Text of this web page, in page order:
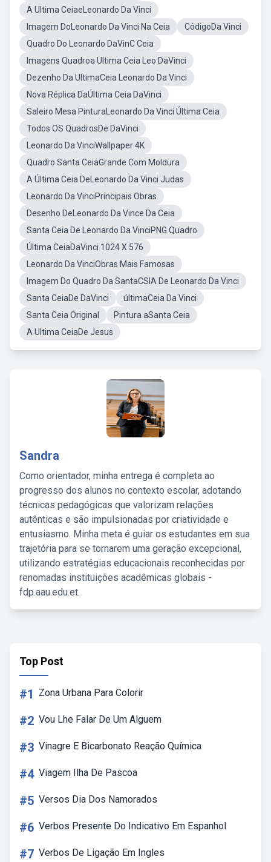
A Ultima CeiaeLeonardo Da Vinci
Imagem DoLeonardo Da Vinci Na Ceia
CódigoDa Vinci
Quadro Do Leonardo DaVinC Ceia
Imagens Quadroa Ultima Ceia Leo DaVinci
Dezenho Da UltimaCeia Leonardo Da Vinci
Nova Réplica DaÚltima Ceia DaVinci
Saleiro Mesa PinturaLeonardo Da Vinci Última Ceia
Todos OS QuadrosDe DaVinci
Leonardo Da VinciWallpaper 4K
Quadro Santa CeiaGrande Com Moldura
A Última Ceia DeLeonardo Da Vinci Judas
Leonardo Da VinciPrincipais Obras
Desenho DeLeonardo Da Vince Da Ceia
Santa Ceia De Leonardo Da VinciPNG Quadro
Última CeiaDaVinci 1024 X 576
Leonardo Da VinciObras Mais Famosas
Imagem Do Quadro Da SantaCSIA De Leonardo Da Vinci
Santa CeiaDe DaVinci
últimaCeia Da Vinci
Santa Ceia Original
Pintura aSanta Ceia
A Ultima CeiaDe Jesus
Sandra
Como orientador, minha entrega é completa ao
progresso dos alunos no contexto escolar, adotando
técnicas pedagógicas que valorizam relações
autênticas e são impulsionadas por criatividade e
entusiasmo. Minha meta é guiar os estudantes em sua
trajetória para se tornarem uma geração excepcional,
utilizando estratégias educacionais reconhecidas por
renomadas instituições acadêmicas globais -
fdp.aau.edu.et.
Top Post
#1 Zona Urbana Para Colorir
#2 Vou Lhe Falar De Um Alguem
#3 Vinagre E Bicarbonato Reação Química
#4 Viagem Ilha De Pascoa
#5 Versos Dia Dos Namorados
#6 Verbos Presente Do Indicativo Em Espanhol
#7 Verbos De Ligação Em Ingles